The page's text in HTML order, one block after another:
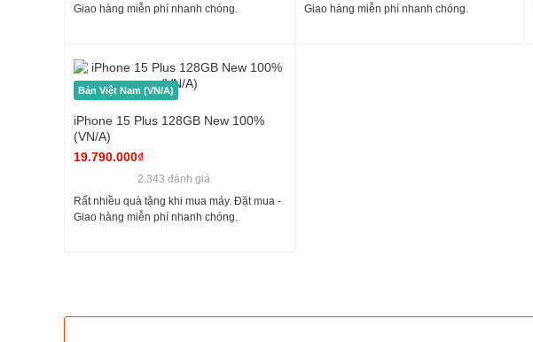
Giao hàng miễn phí nhanh chóng.
Giao hàng miễn phí nhanh chóng.
Bản Việt Nam (VN/A)
iPhone 15 Plus 128GB New 100%
(VN/A)
19.790.000₫
2.343 đánh giá
Rất nhiều quà tặng khi mua máy. Đặt mua -
Giao hàng miễn phí nhanh chóng.